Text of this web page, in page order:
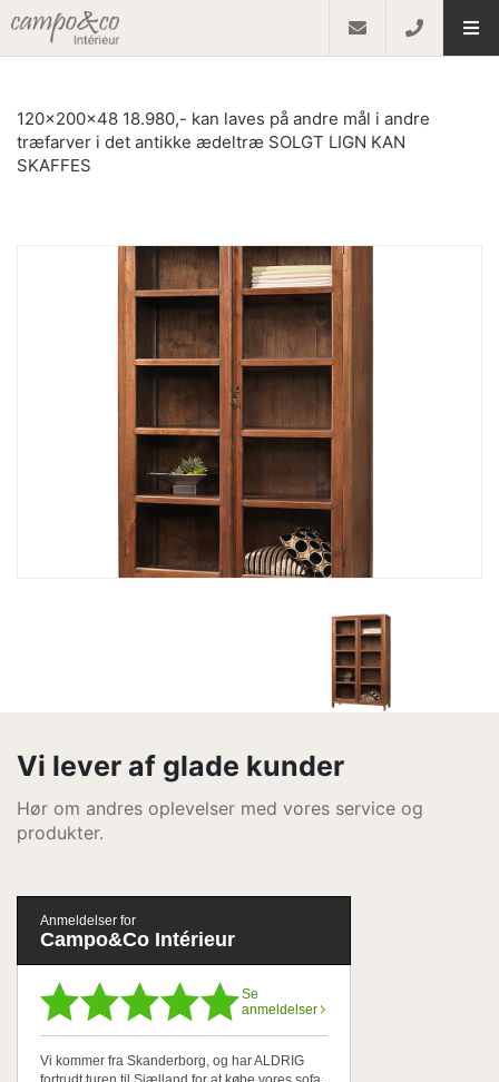
120x200x48 18.980,- kan laves på andre mål i andre
træfarver i det antikke ædeltræ SOLGT LIGN KAN
SKAFFES
Vi lever af glade kunder
Hør om andres oplevelser med vores service og
produkter.